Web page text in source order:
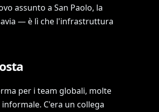
assunto a San Paolo, la
— è lì che l'infrastruttura
per i team globali, molte
C'era un collega